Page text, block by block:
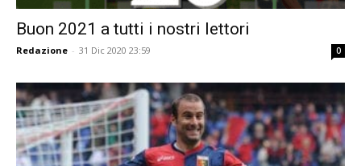
Buon 2021 a tutti i nostri lettori
Redazione - 31 Dic 2020 23:59 0